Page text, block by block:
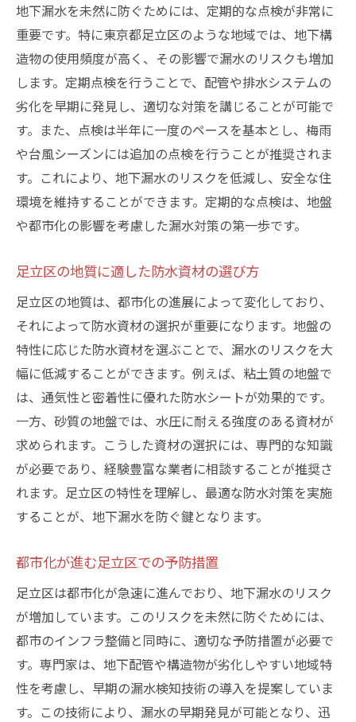
地下漏水を未然に防ぐためには、定期的な点検が非常に
重要です。特に東京都足立区のような地域では、地下構
造物の使用頻度が高く、その影響で漏水のリスクも増加
します。定期点検を行うことで、配管や排水システムの
劣化を早期に発見し、適切な対策を講じることが可能で
す。また、点検は半年に一度のペースを基本とし、梅雨
や台風シーズンには追加の点検を行うことが推奨されま
す。これにより、地下漏水のリスクを低減し、安全な住
環境を維持することができます。定期的な点検は、地盤
や都市化の影響を考慮した漏水対策の第一歩です。
足立区の地質に適した防水資材の選び方
足立区の地質は、都市化の進展によって変化しており、
それによって防水資材の選択が重要になります。地盤の
特性に応じた防水資材を選ぶことで、漏水のリスクを大
幅に低減することができます。例えば、粘土質の地盤で
は、通気性と密着性に優れた防水シートが効果的です。
一方、砂質の地盤では、水圧に耐える強度のある資材が
求められます。こうした資材の選択には、専門的な知識
が必要であり、経験豊富な業者に相談することが推奨さ
れます。足立区の特性を理解し、最適な防水対策を実施
することが、地下漏水を防ぐ鍵となります。
都市化が進む足立区での予防措置
足立区は都市化が急速に進んでおり、地下漏水のリスク
が増加しています。このリスクを未然に防ぐためには、
都市のインフラ整備と同時に、適切な予防措置が必要で
す。専門家は、地下配管や構造物が劣化しやすい地域特
性を考慮し、早期の漏水検知技術の導入を提案していま
す。この技術により、漏水の早期発見が可能となり、迅